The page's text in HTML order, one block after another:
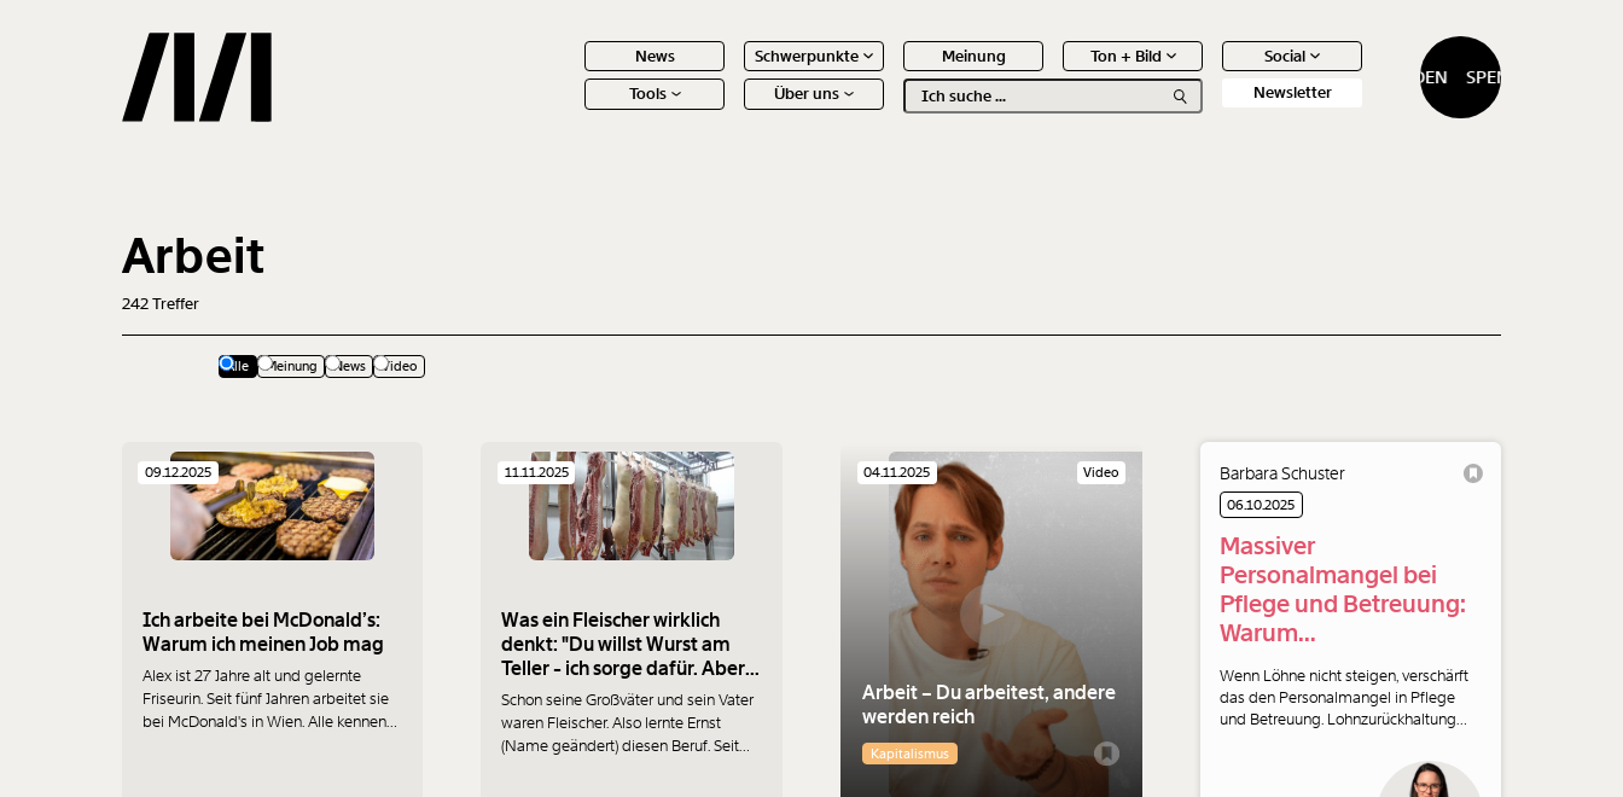
News Schwerpunkte Meinung Ton + Bild
Social
Tools
Über uns Newsletter
SPENDEN SPENDEN
Arbeit
242Treffer
Alle Meinung News Video
09.12.2025
Ich arbeite bei McDonald’s:
Warum ich meinen Job mag
Alex ist 27 Jahre alt und gelernte
Friseurin. Seit fünf Jahren arbeitet sie
bei McDonald's in Wien. Alle kennen
11.11.2025
Was ein Fleischer wirklich
denkt: "Du willst Wurst am
Teller - ich sorge dafür. Aber
wie lange noch?"
Schon seine Großväter und sein Vater
waren Fleischer. Also lernte Ernst
(Name geändert) diesen Beruf. Seit
Video
04.11.2025
Arbeit – Du arbeitest, andere
werden reich
Kapitalismus
Barbara Schuster
06.10.2025
Massiver
Personalmangel bei
Pflege und Betreuung:
Warum
Lohnzurückhaltung
gefährlich ist
Wenn Löhne nicht steigen, verschärft
das den Personalmangel in Pflege
und Betreuung. Lohnzurückhaltung
falsche Weg. Ein Kommentar von
Momentum-Ökonomin Barbara